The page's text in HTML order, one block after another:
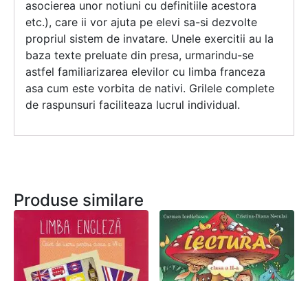
asocierea unor notiuni cu definitiile acestora
etc.), care ii vor ajuta pe elevi sa-si dezvolte
propriul sistem de invatare. Unele exercitii au la
baza texte preluate din presa, urmarindu-se
astfel familiarizarea elevilor cu limba franceza
asa cum este vorbita de nativi. Grilele complete
de raspunsuri faciliteaza lucrul individual.
Produse similare